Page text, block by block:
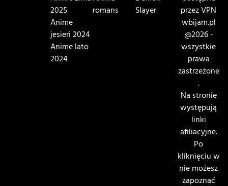
2025
Anime
jesień 2024
Anime lato
2024
romans
Slayer
przez VPN
wbijam.pl
@2026 -
wszystkie
prawa
zastrzeżone
.
Na stronie
występują
linki
afiliacyjne.
Po
kliknięciu w
nie możesz
zapoznać